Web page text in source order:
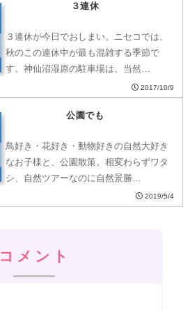
３連休
３連休が今日でおしまい。ニセコでは、
秋のこの連休中が最も混雑する季節で
す。神仙沼湿原の駐車場は、当然…
2017/10/9
公園でも
鳥好き・花好き・動物好きの自然大好き
なお子様と、公園散策。相変わらずワタ
シ、自然ツアーなのに自然景勝…
2019/5/4
コメント